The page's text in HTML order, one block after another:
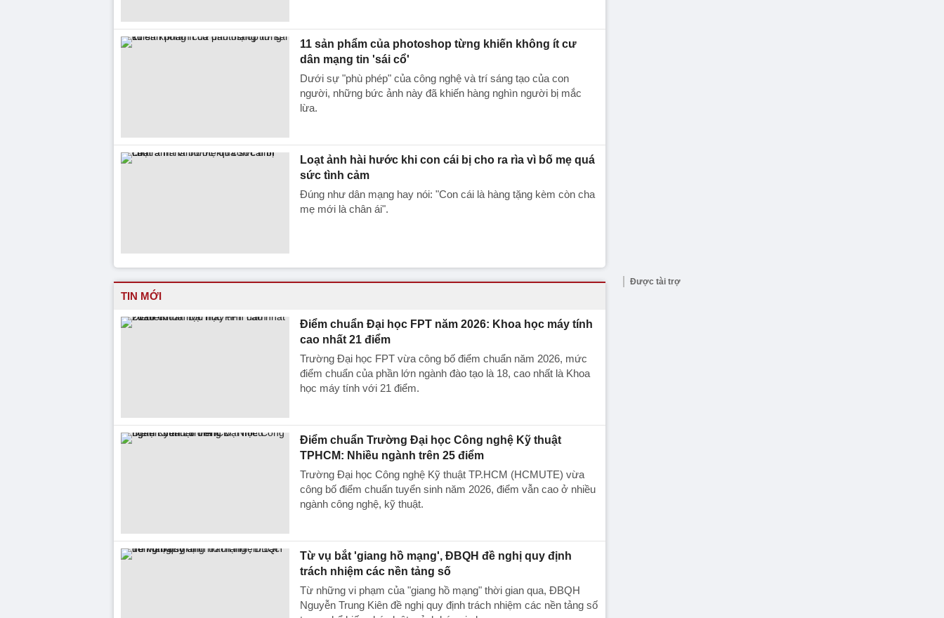
11 sản phẩm của photoshop từng khiến không ít cư
dân mạng tin 'sái cổ'
Dưới sự "phù phép" của công nghệ và trí sáng tạo của con
người, những bức ảnh này đã khiến hàng nghìn người bị mắc
lừa.
Loạt ảnh hài hước khi con cái bị cho ra rìa vì bố mẹ quá
sức tình cảm
Đúng như dân mạng hay nói: "Con cái là hàng tặng kèm còn cha
mẹ mới là chân ái".
TIN MỚI
Điểm chuẩn Đại học FPT năm 2026: Khoa học máy tính
cao nhất 21 điểm
Trường Đại học FPT vừa công bố điểm chuẩn năm 2026, mức
điểm chuẩn của phần lớn ngành đào tạo là 18, cao nhất là Khoa
học máy tính với 21 điểm.
Điểm chuẩn Trường Đại học Công nghệ Kỹ thuật
TPHCM: Nhiều ngành trên 25 điểm
Trường Đại học Công nghệ Kỹ thuật TP.HCM (HCMUTE) vừa
công bố điểm chuẩn tuyển sinh năm 2026, điểm vẫn cao ở nhiều
ngành công nghệ, kỹ thuật.
Từ vụ bắt 'giang hồ mạng', ĐBQH đề nghị quy định
trách nhiệm các nền tảng số
Từ những vi phạm của "giang hồ mạng" thời gian qua, ĐBQH
Nguyễn Trung Kiên đề nghị quy định trách nhiệm các nền tảng số
Được tài trợ